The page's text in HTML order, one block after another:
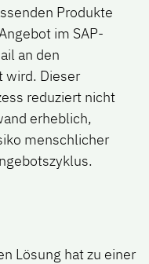
Produkte
im SAP-
an den
wird. Dieser
reduziert nicht
erheblich,
menschlicher
Lösung hat zu einer